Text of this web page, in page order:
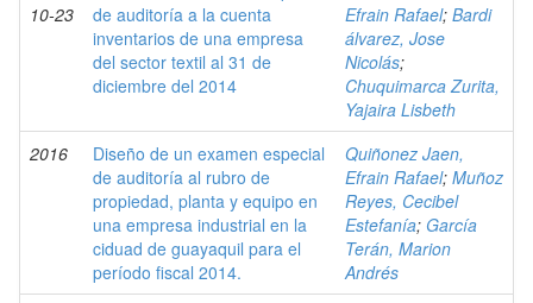
10-23
de auditoría a la cuenta
inventarios de una empresa
del sector textil al 31 de
diciembre del 2014
Efrain Rafael; Bardi
álvarez, Jose
Nicolás;
Chuquimarca Zurita,
Yajaira Lisbeth
2016
Diseño de un examen especial
de auditoría al rubro de
propiedad, planta y equipo en
una empresa industrial en la
ciduad de guayaquil para el
período fiscal 2014.
Quiñonez Jaen,
Efrain Rafael; Muñoz
Reyes, Cecibel
Estefanía; García
Terán, Marion
Andrés